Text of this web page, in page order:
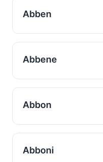
Abben
Abbene
Abbon
Abboni